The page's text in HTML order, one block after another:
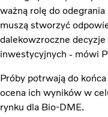
ważną rolę do
muszą stworzyć
dalekowzroczne
inwestycyjnych - mówi
Próby potrwają do
ocena ich wyników w
rynku dla Bio-DME.